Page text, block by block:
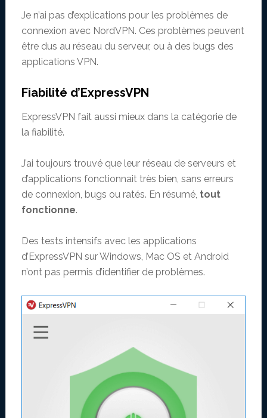
Je n’ai pas d’explications pour les problèmes de
connexion avec NordVPN. Ces problèmes peuvent
être dus au réseau du serveur, ou à des bugs des
applications VPN.
Fiabilité d’ExpressVPN
ExpressVPN fait aussi mieux dans la catégorie de
la fiabilité.
J’ai toujours trouvé que leur réseau de serveurs et
d’applications fonctionnait très bien, sans erreurs
de connexion, bugs ou ratés. En résumé, tout
fonctionne.
Des tests intensifs avec les applications
d’ExpressVPN sur Windows, Mac OS et Android
n’ont pas permis d’identifier de problèmes.